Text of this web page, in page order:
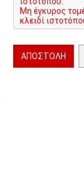
ΑΠΟΣΤΟΛΉ